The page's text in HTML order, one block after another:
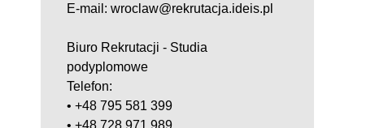
E-mail: wroclaw@rekrutacja.ideis.pl
Biuro Rekrutacji - Studia
podyplomowe
Telefon:
• +48 795 581 399
• +48 728 971 989